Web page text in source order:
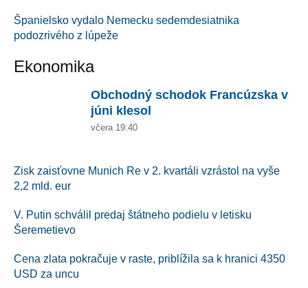
Španielsko vydalo Nemecku sedemdesiatnika
podozrivého z lúpeže
Ekonomika
Obchodný schodok Francúzska v
júni klesol
včera 19:40
Zisk zaisťovne Munich Re v 2. kvartáli vzrástol na vyše
2,2 mld. eur
V. Putin schválil predaj štátneho podielu v letisku
Šeremetievo
Cena zlata pokračuje v raste, priblížila sa k hranici 4350
USD za uncu